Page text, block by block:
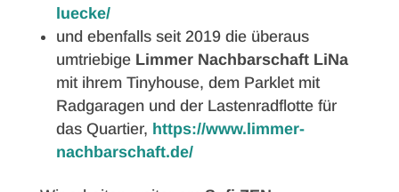
luecke/
und ebenfalls seit 2019 die überaus
umtriebigeLimmer Nachbarschaft LiNa
mit ihrem Tinyhouse, dem Parklet mit
Radgaragen und der Lastenradflotte für
das Quartier, https://www.limmer-
nachbarschaft.de/